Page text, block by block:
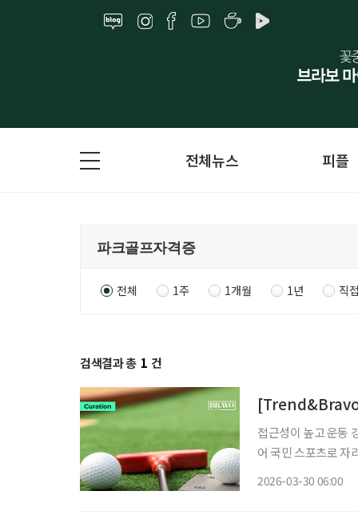
전체뉴스 피플
전체 1주 1개월 1년 직
검색결과 총 1 건
[Trend&Bravo]
접근성이 높고 운동
어 국민 스포츠로 자
2026-03-30 06:00